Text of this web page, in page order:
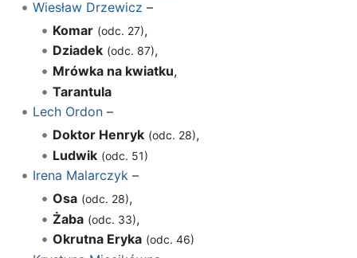
Wiesław Drzewicz –
Komar (odc. 27),
Dziadek (odc. 87),
Mrówka na kwiatku,
Tarantula
Lech Ordon–
Doktor Henryk (odc. 28),
Ludwik (odc. 51)
Irena Malarczyk–
Osa (odc. 28),
Żaba (odc. 33),
Okrutna Eryka (odc. 46)